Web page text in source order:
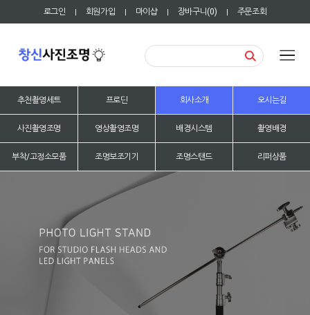
로그인 | 회원가입 | 마이샵 | 장바구니(0) | 주문조회
추천촬영세트 프로딘 회사소개 오시는길
사진촬영조명 영상촬영조명 배경시스템 촬영배경
부착/고정소모품 조명보조기기 조명스탠드 리퍼상품